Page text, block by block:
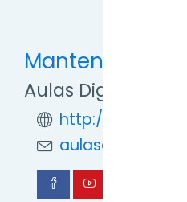
Mantente en
Aulas Digitales TDF
http://